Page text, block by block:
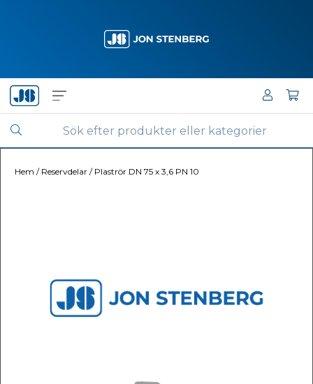
Hem / Reservdelar / Plaströr DN 75 x 3,6 PN 10